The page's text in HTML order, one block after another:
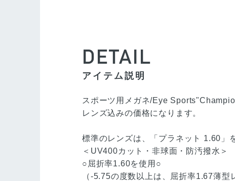
DETAIL
アイテム説明
スポーツ用メガネ/Eye
レンズ込みの価格になります。
標準のレンズは、「プラネット 1.60」
＜UV400カット・非球面・防汚撥水＞
○屈折率1.60を使用○
（-5.75の度数以上は、屈折率1.67薄型